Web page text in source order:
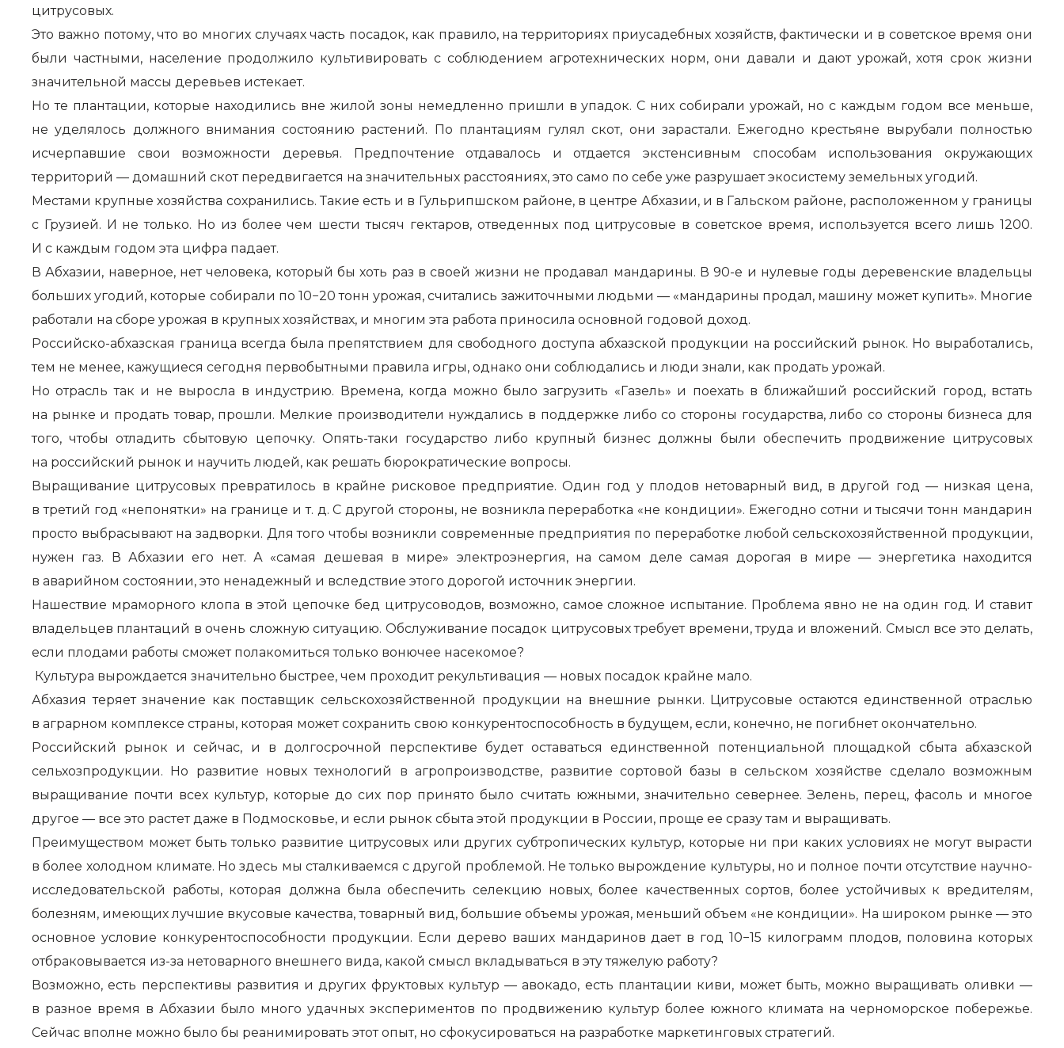
цитрусовых.
Это важно потому, что во многих случаях часть посадок, как правило, на территориях приусадебных хозяйств, фактически и в советское время они
были частными, население продолжило культивировать с соблюдением агротехнических норм, они давали и дают урожай, хотя срок жизни
значительной массы деревьев истекает.
Но те плантации, которые находились вне жилой зоны немедленно пришли в упадок. С них собирали урожай, но с каждым годом все меньше,
не уделялось должного внимания состоянию растений. По плантациям гулял скот, они зарастали. Ежегодно крестьяне вырубали полностью
исчерпавшие свои возможности деревья. Предпочтение отдавалось и отдается экстенсивным способам использования окружающих
территорий — домашний скот передвигается на значительных расстояниях, это само по себе уже разрушает экосистему земельных угодий.
Местами крупные хозяйства сохранились. Такие есть и в Гульрипшском районе, в центре Абхазии, и в Гальском районе, расположенном у границы
с Грузией. И не только. Но из более чем шести тысяч гектаров, отведенных под цитрусовые в советское время, используется всего лишь 1200.
И с каждым годом эта цифра падает.
В Абхазии, наверное, нет человека, который бы хоть раз в своей жизни не продавал мандарины. В 90-е и нулевые годы деревенские владельцы
больших угодий, которые собирали по 10−20 тонн урожая, считались зажиточными людьми — «мандарины продал, машину может купить». Многие
работали на сборе урожая в крупных хозяйствах, и многим эта работа приносила основной годовой доход.
Российско-абхазская граница всегда была препятствием для свободного доступа абхазской продукции на российский рынок. Но выработались,
тем не менее, кажущиеся сегодня первобытными правила игры, однако они соблюдались и люди знали, как продать урожай.
Но отрасль так и не выросла в индустрию. Времена, когда можно было загрузить «Газель» и поехать в ближайший российский город, встать
на рынке и продать товар, прошли. Мелкие производители нуждались в поддержке либо со стороны государства, либо со стороны бизнеса для
того, чтобы отладить сбытовую цепочку. Опять-таки государство либо крупный бизнес должны были обеспечить продвижение цитрусовых
на российский рынок и научить людей, как решать бюрократические вопросы.
Выращивание цитрусовых превратилось в крайне рисковое предприятие. Один год у плодов нетоварный вид, в другой год — низкая цена,
в третий год «непонятки» на границе и т. д. С другой стороны, не возникла переработка «не кондиции». Ежегодно сотни и тысячи тонн мандарин
просто выбрасывают на задворки. Для того чтобы возникли современные предприятия по переработке любой сельскохозяйственной продукции,
нужен газ. В Абхазии его нет. А «самая дешевая в мире» электроэнергия, на самом деле самая дорогая в мире — энергетика находится
в аварийном состоянии, это ненадежный и вследствие этого дорогой источник энергии.
Нашествие мраморного клопа в этой цепочке бед цитрусоводов, возможно, самое сложное испытание. Проблема явно не на один год. И ставит
владельцев плантаций в очень сложную ситуацию. Обслуживание посадок цитрусовых требует времени, труда и вложений. Смысл все это делать,
если плодами работы сможет полакомиться только вонючее насекомое?
Культура вырождается значительно быстрее, чем проходит рекультивация — новых посадок крайне мало.
Абхазия теряет значение как поставщик сельскохозяйственной продукции на внешние рынки. Цитрусовые остаются единственной отраслью
в аграрном комплексе страны, которая может сохранить свою конкурентоспособность в будущем, если, конечно, не погибнет окончательно.
Российский рынок и сейчас, и в долгосрочной перспективе будет оставаться единственной потенциальной площадкой сбыта абхазской
сельхозпродукции. Но развитие новых технологий в агропроизводстве, развитие сортовой базы в сельском хозяйстве сделало возможным
выращивание почти всех культур, которые до сих пор принято было считать южными, значительно севернее. Зелень, перец, фасоль и многое
другое — все это растет даже в Подмосковье, и если рынок сбыта этой продукции в России, проще ее сразу там и выращивать.
Преимуществом может быть только развитие цитрусовых или других субтропических культур, которые ни при каких условиях не могут вырасти
в более холодном климате. Но здесь мы сталкиваемся с другой проблемой. Не только вырождение культуры, но и полное почти отсутствие научно-
исследовательской работы, которая должна была обеспечить селекцию новых, более качественных сортов, более устойчивых к вредителям,
болезням, имеющих лучшие вкусовые качества, товарный вид, большие объемы урожая, меньший объем «не кондиции». На широком рынке — это
основное условие конкурентоспособности продукции. Если дерево ваших мандаринов дает в год 10−15 килограмм плодов, половина которых
отбраковывается из-за нетоварного внешнего вида, какой смысл вкладываться в эту тяжелую работу?
Возможно, есть перспективы развития и других фруктовых культур — авокадо, есть плантации киви, может быть, можно выращивать оливки —
в разное время в Абхазии было много удачных экспериментов по продвижению культур более южного климата на черноморское побережье.
Сейчас вполне можно было бы реанимировать этот опыт, но сфокусироваться на разработке маркетинговых стратегий.